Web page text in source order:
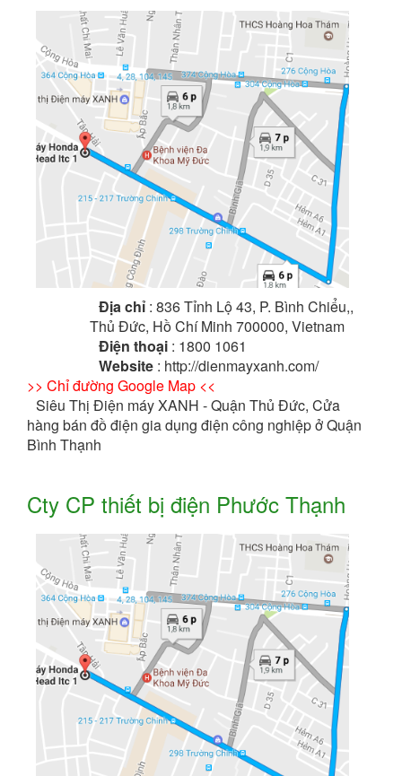
Địa chỉ : 836 Tỉnh Lộ 43, P. Bình Chiểu,,
Thủ Đức, Hồ Chí Minh 700000, Vietnam
Điện thoại : 1800 1061
Website : http://dienmayxanh.com/
>> Chỉ đường Google Map <<
Siêu Thị Điện máy XANH - Quận Thủ Đức, Cửa
hàng bán đồ điện gia dụng điện công nghiệp ở Quận
Bình Thạnh
Cty CP thiết bị điện Phước Thạnh